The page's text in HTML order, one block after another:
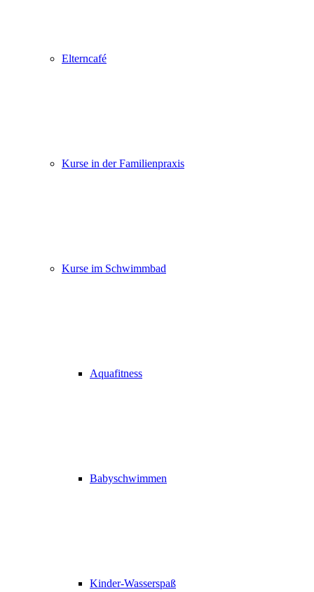
Elterncafé
Kurse in der Familienpraxis
Kurse im Schwimmbad
Aquafitness
Babyschwimmen
Kinder-Wasserspaß